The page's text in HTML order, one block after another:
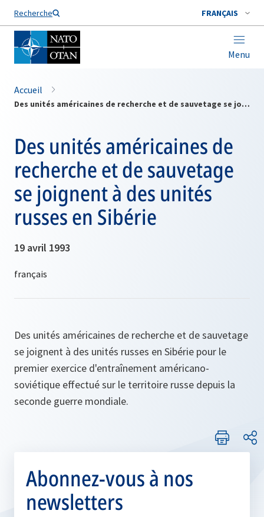
Recherche FRANÇAIS
Menu
Nom de famille*
Accueil
Des unités américaines de recherche et de sauvetage se joignent à des unités russes en Sibérie
Des unités américaines de
recherche et de sauvetage
se joignent à des unités
russes en Sibérie
19 avril 1993
Des unités américaines de recherche et de sauvetage
se joignent à des unités russes en Sibérie pour le
premier exercice d'entraînement américano-
soviétique effectué sur le territoire russe depuis la
seconde guerre mondiale.
Abonnez-vous à nos
newsletters